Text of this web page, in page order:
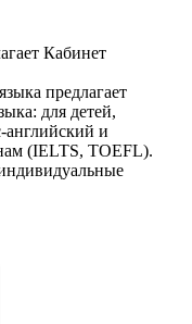
Кабинет
предлагает
для детей,
английский и
(IELTS, TOEFL).